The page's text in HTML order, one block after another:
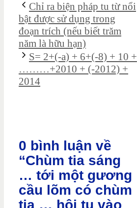
Chỉ ra biện pháp tu từ nổi
bật được sử dụng trong
đoạn trích (nếu biết trăm
năm là hữu hạn)
S= 2+(-a) + 6+(-8) + 10 +
………+2010 + (-2012) +
2014
0 bình luận về
“Chùm tia sáng
… tới một gương
cầu lõm có chùm
tia … hội tụ vào